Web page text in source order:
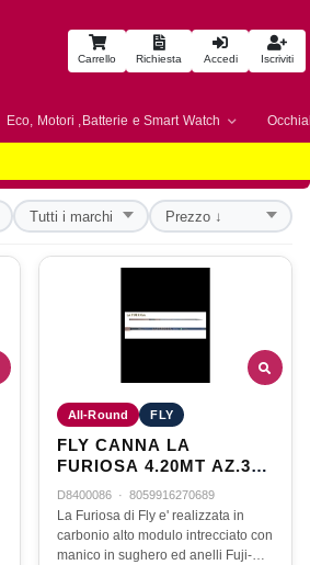
Carrello Richiesta Accedi Iscriviti
Eco, Motori ,Batterie e Smart Watch
All-Round FLY
FLY CANNA LA
FURIOSA 4.20MT AZ.3
10-50GR
D8400086 · 8059916270689
La Furiosa di Fly e' realizzata in
carbonio alto modulo intrecciato con
manico in sughero ed anelli Fuji-